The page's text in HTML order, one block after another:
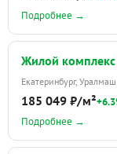
Подробнее →
Жилой комплекс
Екатеринбург,
185 049 ₽/м²
Подробнее →